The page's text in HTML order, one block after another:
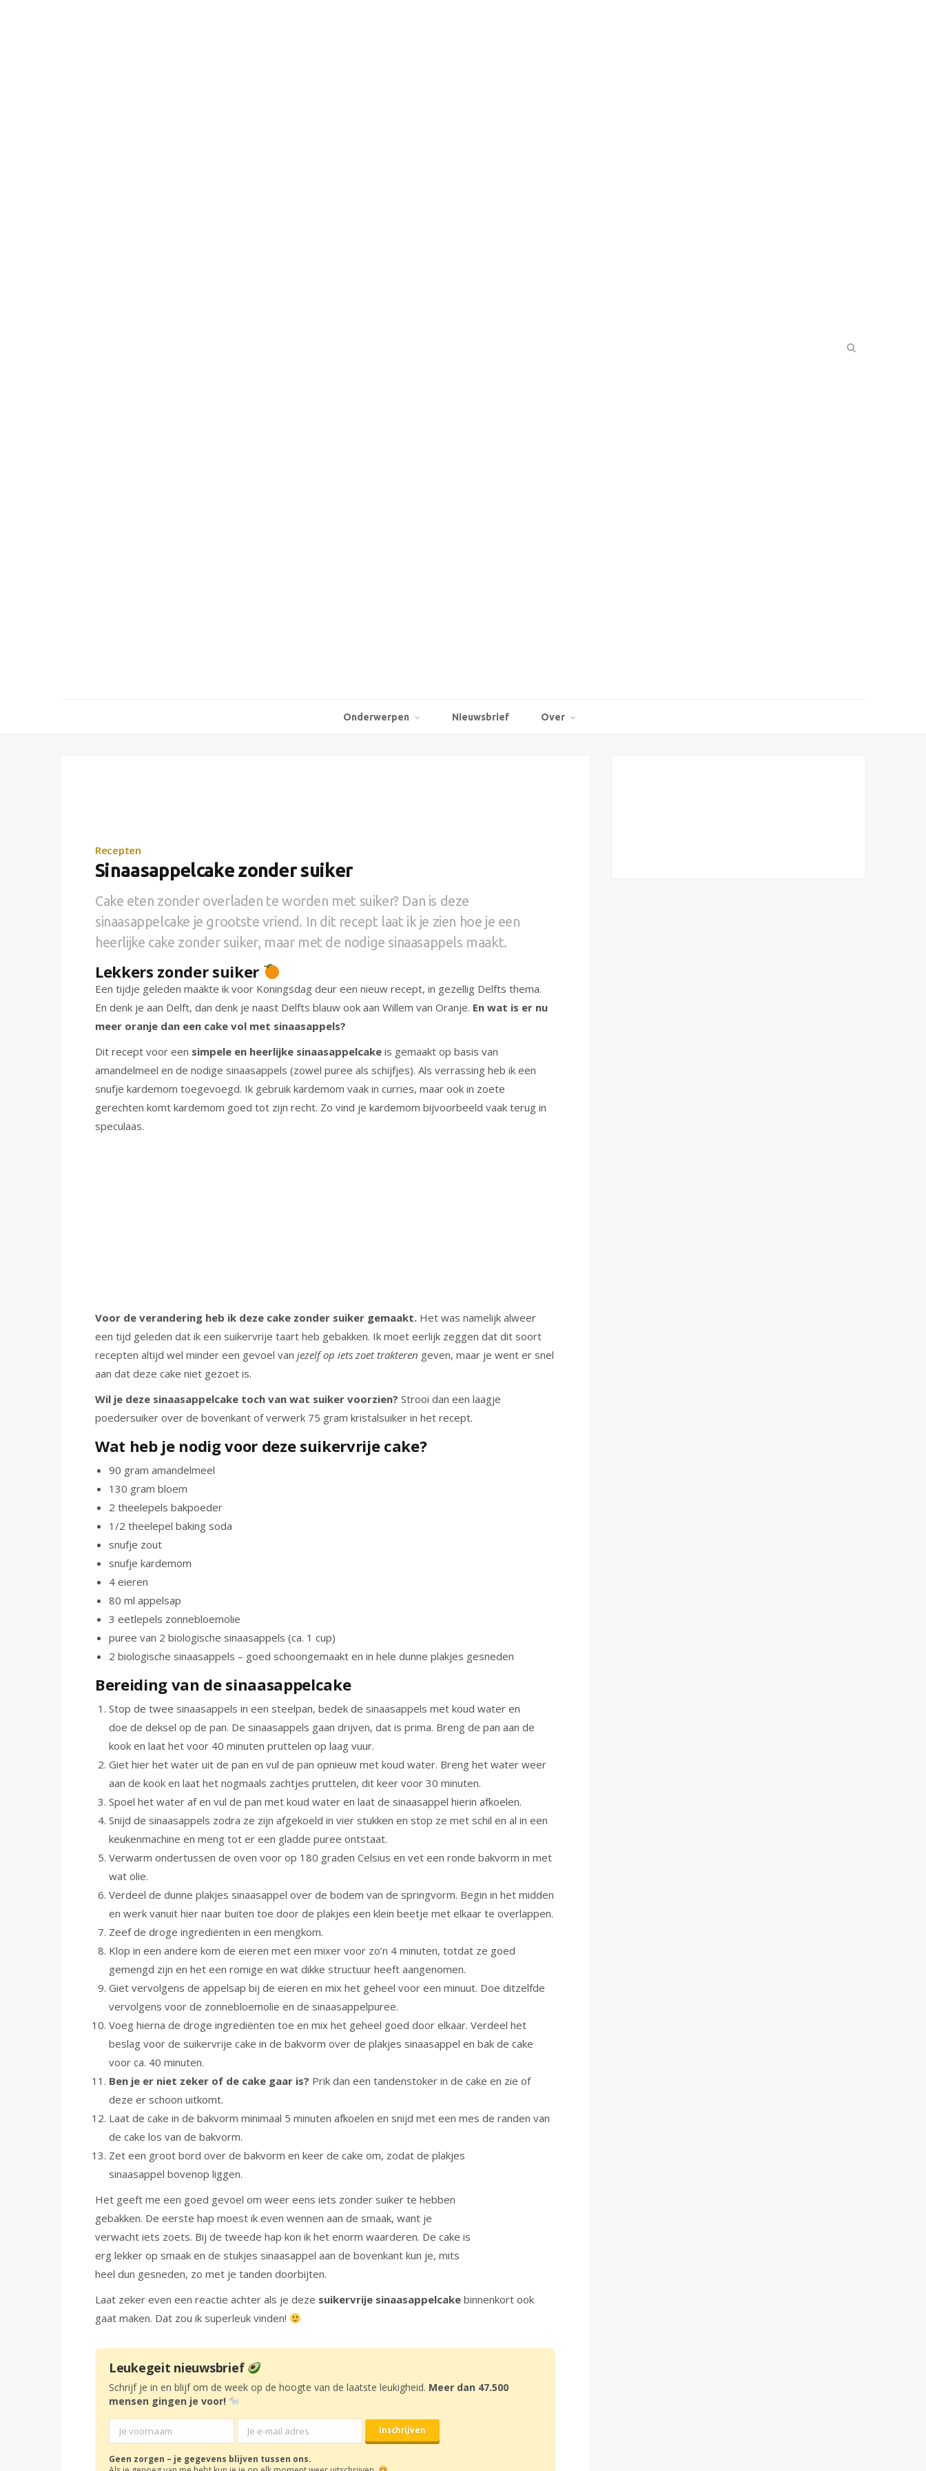
Onderwerpen Nieuwsbrief Over
Recepten
Sinaasappelcake zonder suiker
Cake eten zonder overladen te worden met suiker? Dan is deze
sinaasappelcake je grootste vriend. In dit recept laat ik je zien hoe je een
heerlijke cake zonder suiker, maar met de nodige sinaasappels maakt.
Lekkers zonder suiker
Een tijdje geleden maakte ik voor Koningsdag deur een nieuw recept, in gezellig Delfts thema.
En denk je aan Delft, dan denk je naast Delfts blauw ook aan Willem van Oranje. En wat is er nu
meer oranje dan een cake vol met sinaasappels?
Dit recept voor een simpele en heerlijke sinaasappelcake is gemaakt op basis van
amandelmeel en de nodige sinaasappels (zowel puree als schijfjes). Als verrassing heb ik een
snufje kardemom toegevoegd. Ik gebruik kardemom vaak in curries, maar ook in zoete
gerechten komt kardemom goed tot zijn recht. Zo vind je kardemom bijvoorbeeld vaak terug in
speculaas.
Voor de verandering heb ik deze cake zonder suiker gemaakt. Het was namelijk alweer
een tijd geleden dat ik een suikervrije taart heb gebakken. Ik moet eerlijk zeggen dat dit soort
recepten altijd wel minder een gevoel van jezelf op iets zoet trakteren geven, maar je went er snel
aan dat deze cake niet gezoet is.
Wil je deze sinaasappelcake toch van wat suiker voorzien? Strooi dan een laagje
poedersuiker over de bovenkant of verwerk 75 gram kristalsuiker in het recept.
Wat heb je nodig voor deze suikervrije cake?
90 gram amandelmeel
130 gram bloem
2 theelepels bakpoeder
1/2 theelepel baking soda
snufje zout
snufje kardemom
4 eieren
80 ml appelsap
3 eetlepels zonnebloemolie
puree van 2 biologische sinaasappels (ca. 1 cup)
2 biologische sinaasappels – goed schoongemaakt en in hele dunne plakjes gesneden
Bereiding van de sinaasappelcake
Stop de twee sinaasappels in een steelpan, bedek de sinaasappels met koud water en
doe de deksel op de pan. De sinaasappels gaan drijven, dat is prima. Breng de pan aan de
kook en laat het voor 40 minuten pruttelen op laag vuur.
Giet hier het water uit de pan en vul de pan opnieuw met koud water. Breng het water weer
aan de kook en laat het nogmaals zachtjes pruttelen, dit keer voor 30 minuten.
Spoel het water af en vul de pan met koud water en laat de sinaasappel hierin afkoelen.
Snijd de sinaasappels zodra ze zijn afgekoeld in vier stukken en stop ze met schil en al in een
keukenmachine en meng tot er een gladde puree ontstaat.
Verwarm ondertussen de oven voor op 180 graden Celsius en vet een ronde bakvorm in met
wat olie.
Verdeel de dunne plakjes sinaasappel over de bodem van de springvorm. Begin in het midden
en werk vanuit hier naar buiten toe door de plakjes een klein beetje met elkaar te overlappen.
Zeef de droge ingrediënten in een mengkom.
Klop in een andere kom de eieren met een mixer voor zo’n 4 minuten, totdat ze goed
gemengd zijn en het een romige en wat dikke structuur heeft aangenomen.
Giet vervolgens de appelsap bij de eieren en mix het geheel voor een minuut. Doe ditzelfde
vervolgens voor de zonnebloemolie en de sinaasappelpuree.
Voeg hierna de droge ingrediënten toe en mix het geheel goed door elkaar. Verdeel het
beslag voor de suikervrije cake in de bakvorm over de plakjes sinaasappel en bak de cake
voor ca. 40 minuten.
Ben je er niet zeker of de cake gaar is? Prik dan een tandenstoker in de cake en zie of
deze er schoon uitkomt.
Laat de cake in de bakvorm minimaal 5 minuten afkoelen en snijd met een mes de randen van
de cake los van de bakvorm.
Zet een groot bord over de bakvorm en keer de cake om, zodat de plakjes
sinaasappel bovenop liggen.
Het geeft me een goed gevoel om weer eens iets zonder suiker te hebben
gebakken. De eerste hap moest ik even wennen aan de smaak, want je
verwacht iets zoets. Bij de tweede hap kon ik het enorm waarderen. De cake is
erg lekker op smaak en de stukjes sinaasappel aan de bovenkant kun je, mits
heel dun gesneden, zo met je tanden doorbijten.
Laat zeker even een reactie achter als je deze suikervrije sinaasappelcake binnenkort ook
gaat maken. Dat zou ik superleuk vinden!
Leukegeit nieuwsbrief
Schrijf je in en blijf om de week op de hoogte van de laatste leukigheid. Meer dan 47.500
mensen gingen je voor!
Geen zorgen – je gegevens blijven tussen ons.